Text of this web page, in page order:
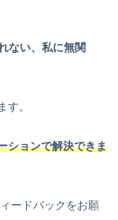
ない、私に無関
。
ションで解決できま
ードバックをお願